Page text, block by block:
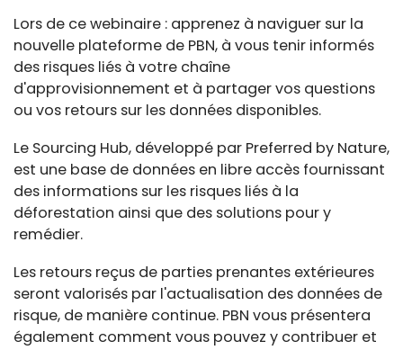
Lors de ce webinaire : apprenez à naviguer sur la
nouvelle plateforme de PBN, à vous tenir informés
des risques liés à votre chaîne
d'approvisionnement et à partager vos questions
ou vos retours sur les données disponibles.
Le Sourcing Hub, développé par Preferred by Nature,
est une base de données en libre accès fournissant
des informations sur les risques liés à la
déforestation ainsi que des solutions pour y
remédier.
Les retours reçus de parties prenantes extérieures
seront valorisés par l'actualisation des données de
risque, de manière continue. PBN vous présentera
également comment vous pouvez y contribuer et